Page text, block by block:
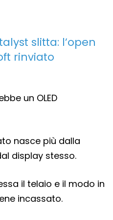
slitta: l’open
rinviato
un OLED
nasce più dalla
display stesso.
il telaio e il modo in
incassato.